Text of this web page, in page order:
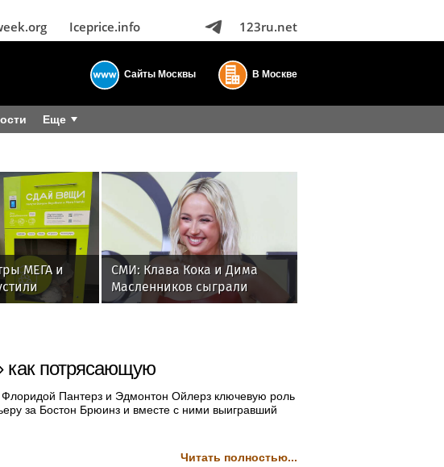
Iceprice.info 123ru.net
Сайты Москвы В Москве
Еще
МЕГА и
по
СМИ: Клава Кока и Дима
Масленников сыграли
свадьбу за 2,6 миллиона
как потрясающую
Пантерз и Эдмонтон Ойлерз ключевую роль
за Бостон Брюинз и вместе с ними выигравший
Читать полностью...